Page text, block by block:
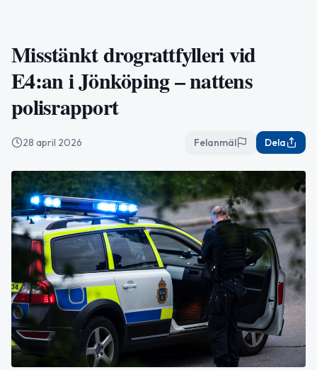
Misstänkt drograttfylleri vid
E4:an i Jönköping – nattens
polisrapport
28 april 2026 Felanmäl Dela